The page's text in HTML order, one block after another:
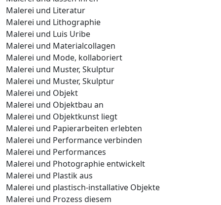
Malerei und Literatur
Malerei und Lithographie
Malerei und Luis Uribe
Malerei und Materialcollagen
Malerei und Mode, kollaboriert
Malerei und Muster, Skulptur
Malerei und Muster, Skulptur
Malerei und Objekt
Malerei und Objektbau an
Malerei und Objektkunst liegt
Malerei und Papierarbeiten erlebten
Malerei und Performance verbinden
Malerei und Performances
Malerei und Photographie entwickelt
Malerei und Plastik aus
Malerei und plastisch-installative Objekte
Malerei und Prozess diesem